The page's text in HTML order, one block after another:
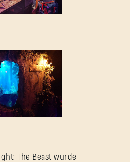
The Beast wurde